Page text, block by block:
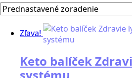
Zľava!
Keto balíček